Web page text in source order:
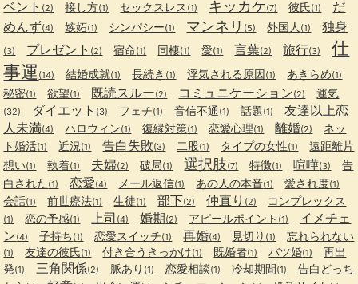
ベント (2) 接し方(1) セックスレス (1) キッカケ(7) 彼氏(1)
だ
めんず(4) 嫉妬(1) シンパシー(1) マンネリ (5) 外国人 (1) 独身
(3) プレゼント (2) 宿命(1) 同棲(1) 愛(1) 言葉(2) 旅行(3)
仕
事運 (14) 結婚成就(1) 長続き (1) 浮気される原因(1) あきらめ(1)
秘密(1) 欲望(1) 既読スルー(2) コミュニケーション(2) 運気
(32) ダイエット (3) フェチ(1) 音信不通 (1) 話題(1)
友達以上恋
人未満(4) ハロウィン(1) 復縁対策(1) 恋愛心理(1) 離婚(2)
ネッ
ト婚活(1) 近況 (1) 告白失敗(3) 二股(1) タイプの女性(1)
遠距離片
想い(1) 執着(1) 夫婦(2) 破局(1) 選択肢(7) 特徴(1) 喧嘩(3)
告
白された (1) 恋愛(4) メール返信(1) あの人の本音(1) 愛され度(1)
会話(1) 前世療法(1) 生徒(1) 部下(2) 仲直り (2) コンプレックス
(1) 恋の予感(1) 上司 (4) 婚期(2) アピールポイント (1)
イメチェ
ン(4) 子持ち(1) 恋愛スイッチ(1) 再婚(4) 見切り (1) 忘れられない
(1) 友達の彼氏(1) 付き合うきっかけ(1) 既婚者(1) バツ婚(1)
再出
発(1) 三角関係(2) 脈あり (1) 恋愛相談(1) 冷却期間(1)
告白どっち